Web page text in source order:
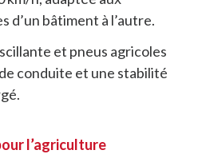
d’un bâtiment à l’autre.
et pneus agricoles
conduite et une stabilité
l’agriculture